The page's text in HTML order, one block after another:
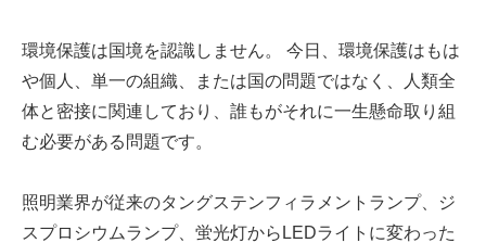
環境保護は国境を認識しません。 今日、環境保護はもは
や個人、単一の組織、または国の問題ではなく、人類全
体と密接に関連しており、誰もがそれに一生懸命取り組
む必要がある問題です。
照明業界が従来のタングステンフィラメントランプ、ジ
スプロシウムランプ、蛍光灯からLEDライトに変わった